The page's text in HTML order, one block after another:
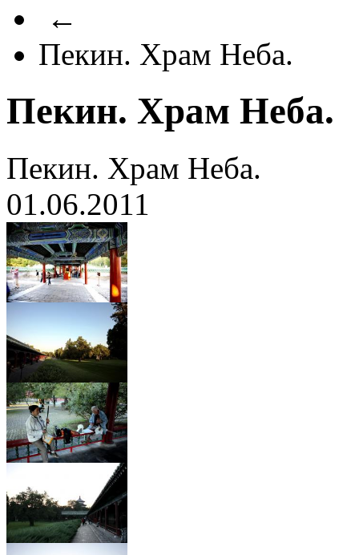
←
Пекин. Храм Неба.
Пекин. Храм Неба.
Пекин. Храм Неба.
01.06.2011